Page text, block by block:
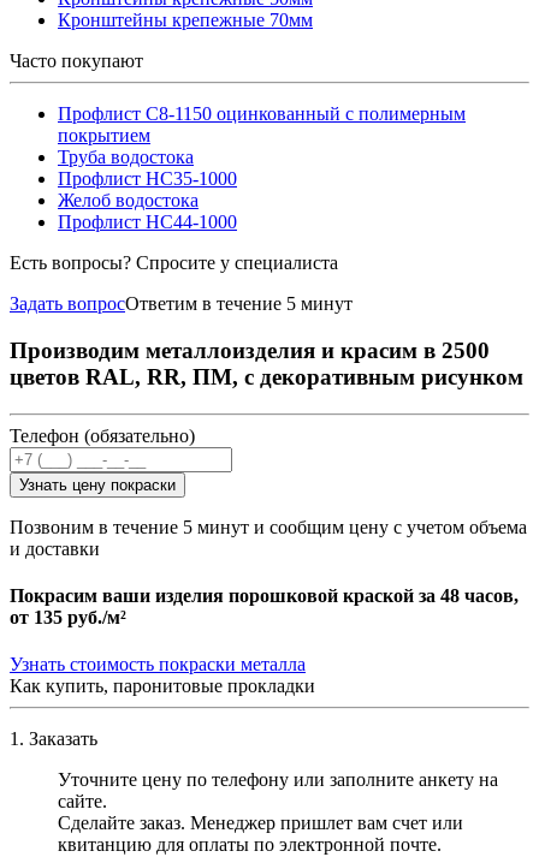
Кронштейны крепежные 70мм
Часто покупают
Профлист С8-1150 оцинкованный с полимерным
покрытием
Труба водостока
Профлист НС35-1000
Желоб водостока
Профлист НС44-1000
Есть вопросы? Спросите у специалиста
Задать вопросОтветим в течение 5 минут
Производим металлоизделия и красим в 2500
цветов RAL, RR, ПМ, с декоративным рисунком
Телефон (обязательно)
Узнать цену покраски
Позвоним в течение 5 минут и сообщим цену с учетом объема
и доставки
Покрасим ваши изделия порошковой краской за 48 часов,
от 135 руб./м²
Узнать стоимость покраски металла
Как купить, паронитовые прокладки
1. Заказать
Уточните цену по телефону или заполните анкету на
сайте.
Сделайте заказ. Менеджер пришлет вам счет или
квитанцию для оплаты по электронной почте.